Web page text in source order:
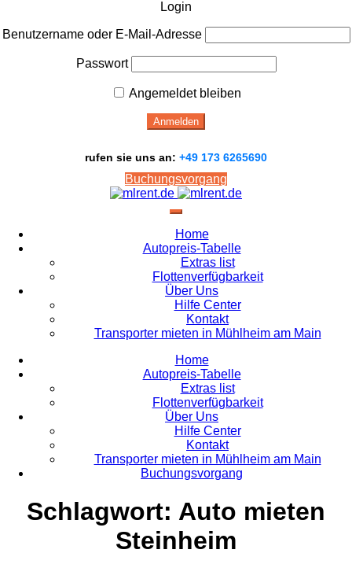
Login
Benutzername oder E-Mail-Adresse
Passwort
Angemeldet bleiben
rufen sie uns an: +49 173 6265690
Buchungsvorgang
Home
Autopreis-Tabelle
Extras list
Flottenverfügbarkeit
Über Uns
Hilfe Center
Kontakt
Transporter mieten in Mühlheim am Main
Home
Autopreis-Tabelle
Extras list
Flottenverfügbarkeit
Über Uns
Hilfe Center
Kontakt
Transporter mieten in Mühlheim am Main
Buchungsvorgang
Schlagwort: Auto mieten
Steinheim